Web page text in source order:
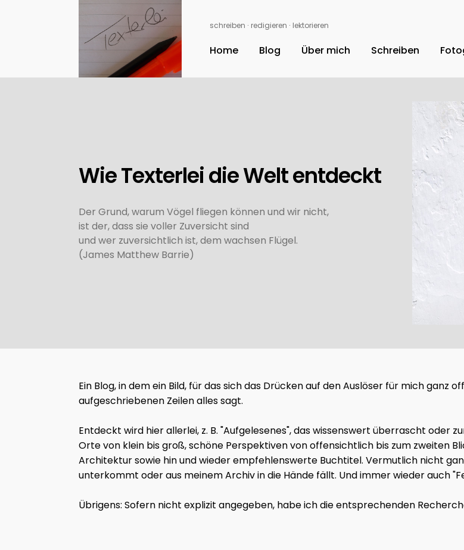
schreiben ∙ redigieren ∙ lektorieren
Home Blog Über mich Schreiben
Wie Texterlei die Welt entdeckt
Der Grund, warum Vögel fliegen können und wir nicht,
ist der, dass sie voller Zuversicht sind
und wer zuversichtlich ist, dem wachsen Flügel.
(James Matthew Barrie)
Ein Blog, in dem ein Bild, für das sich das Drücken auf den Auslöser für mich ganz
aufgeschriebenen Zeilen alles sagt.
Entdeckt wird hier allerlei, z. B. "Aufgelesenes", das wissenswert überrascht oder
Orte von klein bis groß, schöne Perspektiven von offensichtlich bis zum zweiten
Architektur sowie hin und wieder empfehlenswerte Buchtitel. Vermutlich nicht
unterkommt oder aus meinem Archiv in die Hände fällt. Und immer wieder auch
Übrigens: Sofern nicht explizit angegeben, habe ich die entsprechenden